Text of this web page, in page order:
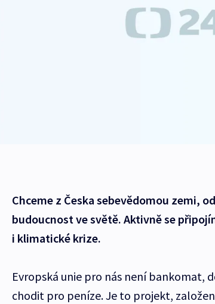
Chceme z Česka sebevědomou zemi,
budoucnost ve světě. Aktivně se
i klimatické krize.
Evropská unie pro nás není bankomat,
chodit pro peníze. Je to projekt,